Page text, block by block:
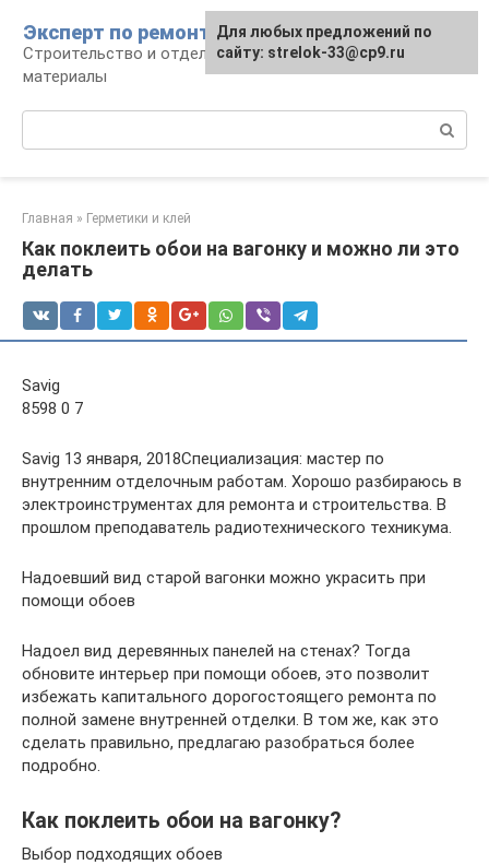
контенту
Эксперт по ремонту
Строительство и отделка: работы и
материалы
Главная » Герметики и клей
Как поклеить обои на вагонку и можно ли это
делать
Savig
8598 0 7
Savig 13 января, 2018Специализация: мастер по
внутренним отделочным работам. Хорошо разбираюсь в
электроинструментах для ремонта и строительства. В
прошлом преподаватель радиотехнического техникума.
Надоевший вид старой вагонки можно украсить при
помощи обоев
Надоел вид деревянных панелей на стенах? Тогда
обновите интерьер при помощи обоев, это позволит
избежать капитального дорогостоящего ремонта по
полной замене внутренней отделки. В том же, как это
сделать правильно, предлагаю разобраться более
подробно.
Как поклеить обои на вагонку?
Выбор подходящих обоев
Для любых предложений по
сайту: strelok-33@cp9.ru
Для любых предложений по
сайту: strelok-33@cp9.ru